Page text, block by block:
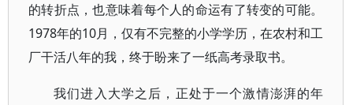
的转折点，也意味着每个人的命运有了转变的可能。
1978年的10月，仅有不完整的小学学历，在农村和工
厂干活八年的我，终于盼来了一纸高考录取书。
我们进入大学之后，正处于一个激情澎湃的年